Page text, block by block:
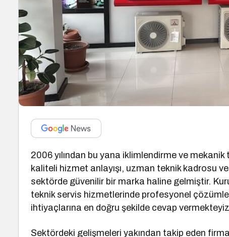
2006 yılından bu yana iklimlendirme ve
kaliteli hizmet anlayışı, uzman teknik kadrosu
sektörde güvenilir bir marka haline gelmiştir.
teknik servis hizmetlerinde profesyonel
ihtiyaçlarına en doğru şekilde cevap
Sektördeki gelişmeleri yakından takip eden